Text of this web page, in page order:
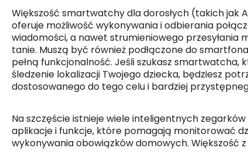
Większość smartwatchy dla dorosłych (takich jak
oferuje możliwość wykonywania i odbierania
wiadomości, a nawet strumieniowego przesyłania
tanie. Muszą być również podłączone do
pełną funkcjonalność. Jeśli szukasz smartwatcha,
śledzenie lokalizacji Twojego dziecka, będziesz
dostosowanego do tego celu i bardziej
Na szczęście istnieje wiele inteligentnych
aplikacje i funkcje, które pomagają monitorować
wykonywania obowiązków domowych. Większość